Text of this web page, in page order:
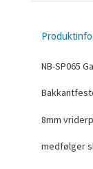
Produktinfo
NB-SP065
8mm
medfølger